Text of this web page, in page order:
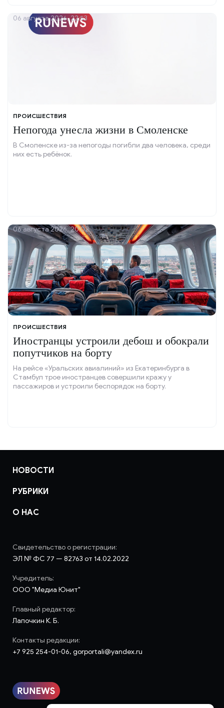
ПРОИСШЕСТВИЯ
Непогода унесла жизни в Смоленске
В Смоленске из-за непогоды погибли два человека, среди
них есть ребёнок.
06 августа 2026, 22:53
ПРОИСШЕСТВИЯ
Иностранцы устроили дебош и обокрали
попутчиков на борту
На рейсе «Уральских авиалиний» из Екатеринбурга в
Стамбул трое иностранцев совершили кражу у
пассажиров и устроили беспорядок на борту.
06 августа 2026, 20:02
НОВОСТИ
РУБРИКИ
О НАС
Свидетельство о регистрации:
ЭЛ № ФС 77 — 82763 от 14.02.2022
Учредитель:
ООО "Медиа Юнит"
Главный редактор:
Лапочкин К. Б.
Контакты редакции:
+7 925 254-01-06, gorportali@yandex.ru